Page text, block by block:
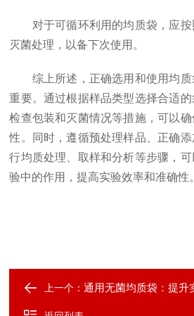
对于可循环利用的均质袋，应按
灭菌处理，以备下次使用。
综上所述，正确选用和使用均质
重要。通过根据样品类型选择合适的
检查包装和灭菌情况等措施，可以
性。同时，遵循预处理样品、正确
行均质处理、取样和分析等步骤，
验中的作用，提高实验效率和准确性。
上一个：通用无菌均质袋：提升实